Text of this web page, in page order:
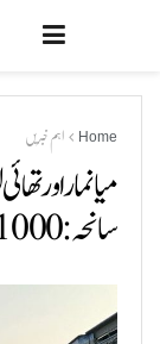
Home اہم خبریں
میانمار اور
سانحہ: 1000 سے زائد افراد ہلاک، سیکڑوں لاپتہ